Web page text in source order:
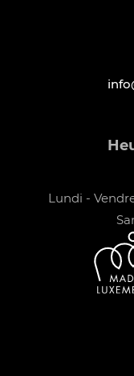
Lundi -